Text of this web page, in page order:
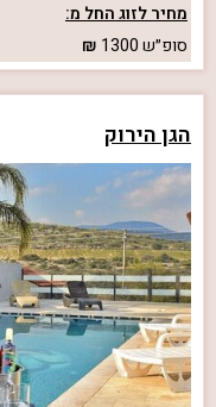
מחיר לזוג החל מ:
סופ״ש1300
הגן הירוק